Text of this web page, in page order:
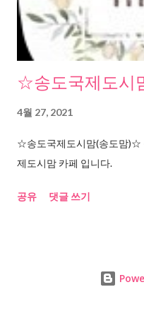
☆송도국제도시
4월 27, 2021
☆송도국제도시맘(송도맘)☆
제도시맘 카페 입니다.
공유 댓글 쓰기